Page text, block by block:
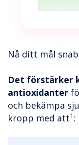
Nå ditt mål
Det förstärker
antioxidanter
och bekämpa
kropp med att1 :